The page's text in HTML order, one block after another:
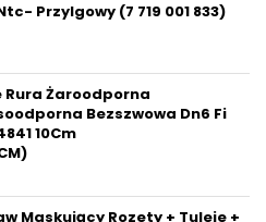
Przylgowy (7 719 001 833)
Rura Żaroodporna
Bezszwowa Dn6 Fi
10Cm
Maskujący Rozety + Tuleje +